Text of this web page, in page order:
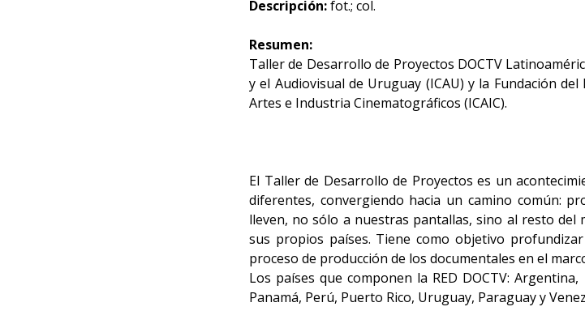
Descripción:fot.; col.
Resumen:
Taller de Desarrollo de Proyectos DOCTV
y el Audiovisual de Uruguay (ICAU) y la Fundación
Artes e Industria Cinematográficos (ICAIC).
El Taller de Desarrollo de Proyectos es un
diferentes, convergiendo hacia un camino común:
lleven, no sólo a nuestras pantallas, sino al resto
sus propios países. Tiene como objetivo
proceso de producción de los documentales en el
Los países que componen la RED DOCTV:
Panamá, Perú, Puerto Rico, Uruguay, Paraguay y